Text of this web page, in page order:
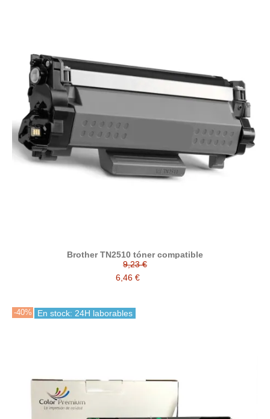
Brother TN2510 tóner compatible
9,23 €
6,46 €
-40% En stock: 24H laborables